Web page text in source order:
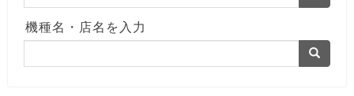
機種名・店名を入力